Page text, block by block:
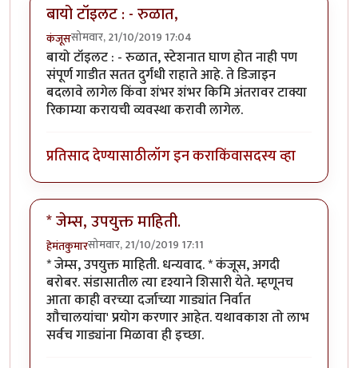
बायो टॉइलट : - रुळात,
कंजूससोमवार, 21/10/2019 17:04
बायो टॉइलट : - रुळात, स्टेशनात घाण होत नाही पण
संपूर्ण गाडीत सतत दुर्गंधी राहाते आहे. ते डिजाइन
बदलावे लागेल किंवा शंभर शंभर किमि अंतरावर टाक्या
रिकाम्या करायची व्यवस्था करावी लागेल.
प्रतिसाद देण्यासाठीलॉग इन कराकिंवासदस्य व्हा
* जेम्स, उपयुक्त माहिती.
हेमंतकुमारसोमवार, 21/10/2019 17:11
* जेम्स, उपयुक्त माहिती. धन्यवाद. * कंजूस, अगदी
बरोबर. संडासातील त्या दृश्याने शिसारी येते. म्हणूनच
आता काही वरच्या दर्जाच्या गाड्यांत निर्वात
शौचालयांचा' प्रयोग करणार आहेत. यथावकाश तो लाभ
सर्वच गाड्यांना मिळावा ही इच्छा.